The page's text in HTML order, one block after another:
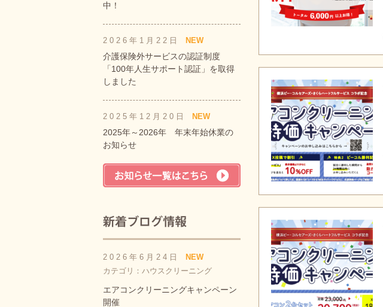
中！
2026年1月22日 NEW
介護保険外サービスの認証制度
「100年人生サポート認証」を取得
しました
2025年12月20日 NEW
2025年～2026年 年末年始休業の
お知らせ
2026年6月24日
NEW
カテゴリ：ハウスクリーニング
エアコンクリーニングキャンペーン
開催